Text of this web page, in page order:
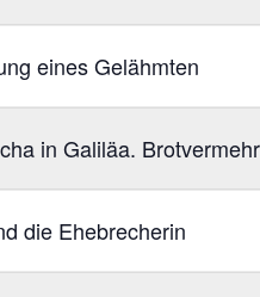
eines Gelähmten
in Galiläa.
die Ehebrecherin